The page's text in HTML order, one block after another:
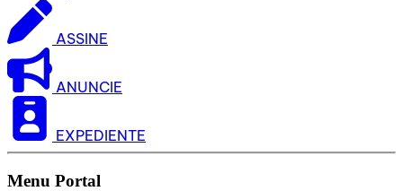
ASSINE
ANUNCIE
EXPEDIENTE
Menu Portal